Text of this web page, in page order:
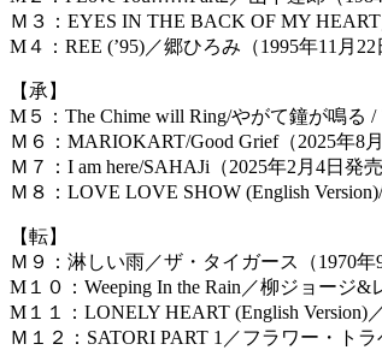
Ｍ３：EYES IN THE BACK OF MY
M４：REE (’95)／郷ひろみ（1995年11月
【承】
M５：The Chime will Ring/やがて鐘が鳴る
Ｍ６：MARIOKART/Good Grief（2025年8
Ｍ７：I am here/SAHAJi（2025年2月4日発売
Ｍ８：LOVE LOVE SHOW (English
【転】
Ｍ９：淋しい雨／ザ・タイガース（1970
M１０：Weeping In the Rain／柳ジョージ
M１１：LONELY HEART (English Version)
Ｍ１２：SATORI PART 1／フラワー・ト